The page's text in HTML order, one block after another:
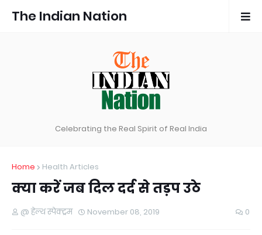
The Indian Nation
Celebrating the Real Spirit of Real India
Home Health Articles
क्या करें जब दिल दर्द से तड़प उठे
@ हेल्थ स्पेक्ट्रम November 08, 2019 0